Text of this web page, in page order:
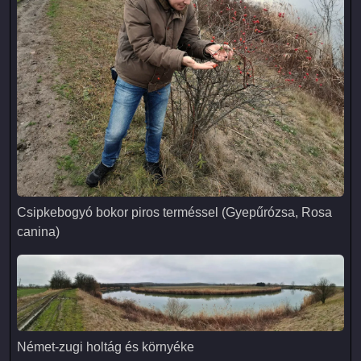
Csipkebogyó bokor piros terméssel (Gyepűrózsa, Rosa
Csipkebogyó bokor piros terméssel (Gyepűrózsa, Rosa
canina)
Német-zugi holtág és környéke
Német-zugi holtág és környéke